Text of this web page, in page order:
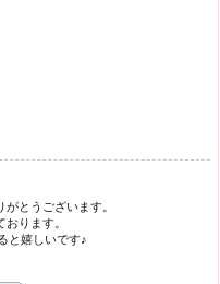
とうございます。
ります。
と嬉しいです♪